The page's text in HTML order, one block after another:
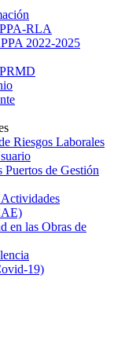
RLA
2022-2025
Riesgos Laborales
de Gestión
en las Obras de
19)